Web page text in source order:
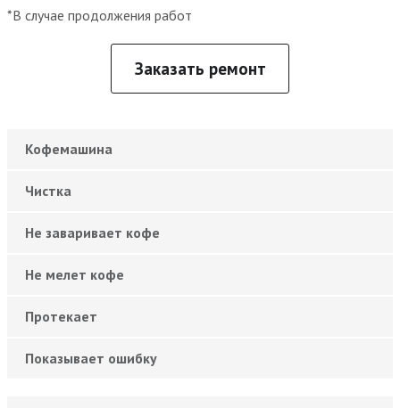
*В случае продолжения работ
Заказать ремонт
Кофемашина
Чистка
Не заваривает кофе
Не мелет кофе
Протекает
Показывает ошибку